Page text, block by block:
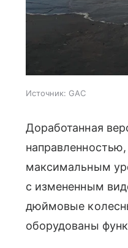
Источник: GAC
Доработанная
максимальным
с измененным
дюймовые
оборудованы